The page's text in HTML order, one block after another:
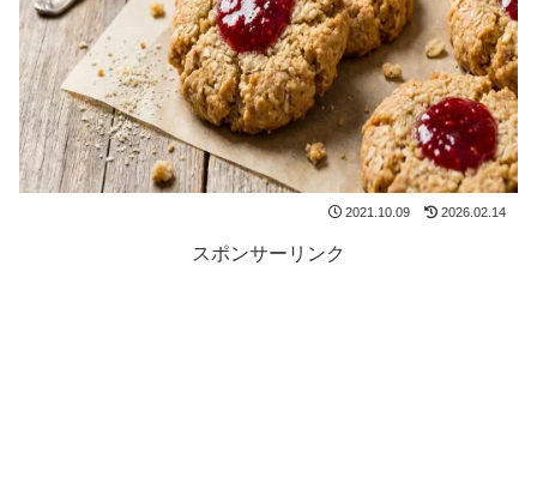
2021.10.09 2026.02.14
スポンサーリンク